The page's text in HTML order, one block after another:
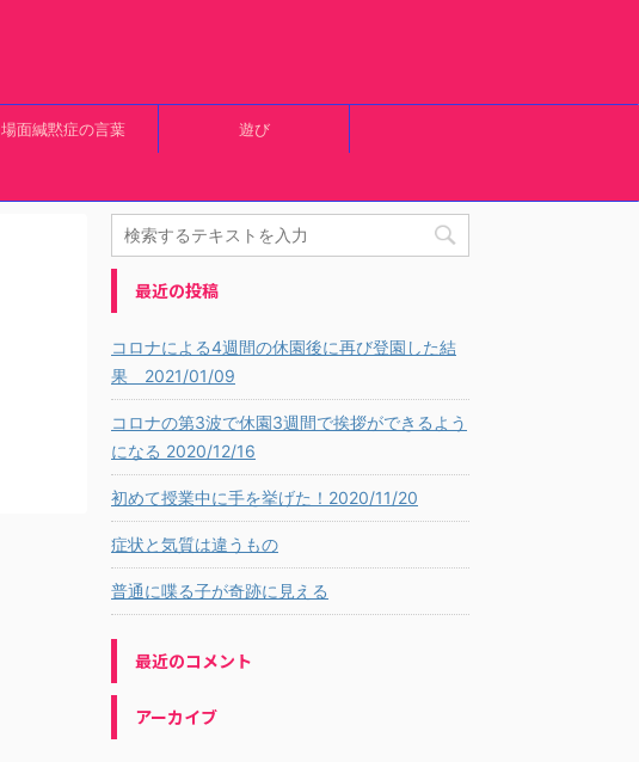
場面緘黙症の言葉 遊び
最近の投稿
コロナによる4週間の休園後に再び登園した結
果 2021/01/09
コロナの第3波で休園3週間で挨拶ができるよう
になる 2020/12/16
初めて授業中に手を挙げた！2020/11/20
症状と気質は違うもの
普通に喋る子が奇跡に見える
最近のコメント
アーカイブ